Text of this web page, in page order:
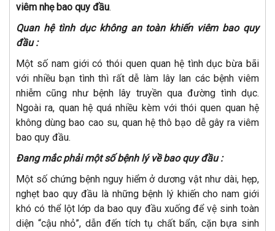
viêm nhẹ bao quy đầu.
Quan hệ tình dục không an toàn khiến viêm bao quy
đầu :
Một số nam giới có thói quen quan hệ tình dục bừa bãi
với nhiều bạn tình thì rất dễ làm lây lan các bệnh viêm
nhiễm cũng như bệnh lây truyền qua đường tình dục.
Ngoài ra, quan hệ quá nhiều kèm với thói quen quan hệ
không dùng bao cao su, quan hệ thô bạo dễ gây ra viêm
bao quy đầu.
Đang mắc phải một số bệnh lý về bao quy đầu :
Một số chứng bệnh nguy hiểm ở dương vật như dài, hẹp,
nghẹt bao quy đầu là những bệnh lý khiến cho nam giới
khó có thể lột lớp da bao quy đầu xuống để vệ sinh toàn
diện “cậu nhỏ”, dẫn đến tích tụ chất bẩn, cặn bựa sinh